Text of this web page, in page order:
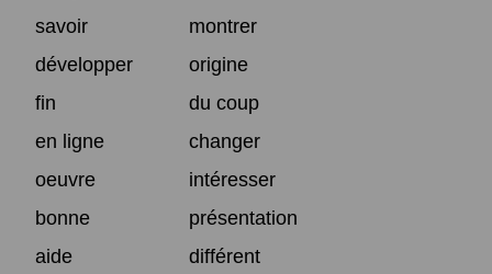
savoir
montrer
développer
origine
fin
du coup
en ligne
changer
oeuvre
intéresser
bonne
présentation
aide
différent